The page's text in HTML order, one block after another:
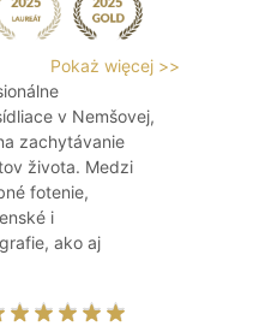
Pokaż więcej >>
v Nemšovej,
zachytávanie
života. Medzi
fotenie,
i
ako aj